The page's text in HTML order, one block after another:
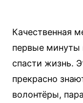
Качественная
первые минуты
спасти жизнь.
прекрасно
волонтёры,